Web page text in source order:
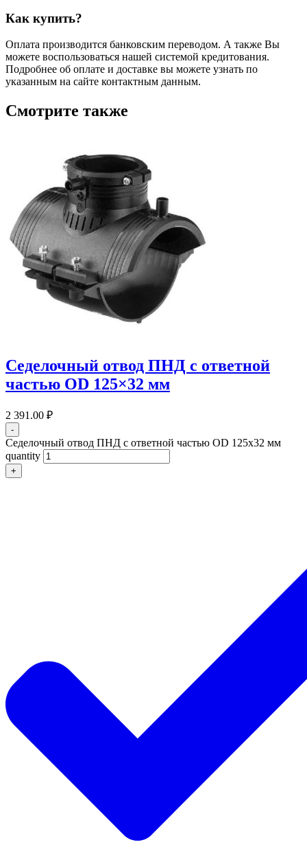
Как купить?
Оплата производится банковским переводом. А также Вы
можете воспользоваться нашей системой кредитования.
Подробнее об оплате и доставке вы можете узнать по
указанным на сайте контактным данным.
Смотрите также
Седелочный отвод ПНД с ответной
частью OD 125×32 мм
2 391.00 ₽
-
Седелочный отвод ПНД с ответной частью OD 125x32 мм
quantity
+